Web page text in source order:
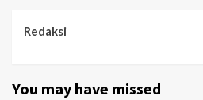
Redaksi
You may have missed